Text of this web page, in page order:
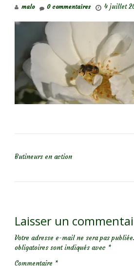
malo 4 juillet
0 commentaires
Butineurs en action
Laisser un
Votre adresse e-mail ne sera pas publiée.
obligatoires sont indiqués avec *
Commentaire *